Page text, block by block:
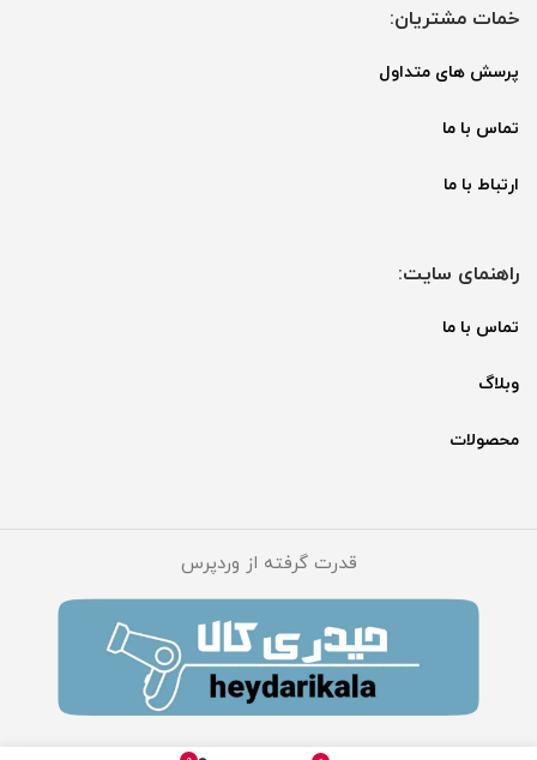
خمات مشتریان:
پرسش های متداول
تماس با ما
ارتباط با ما
راهنمای سایت:
تماس با ما
وبلاگ
محصولات
قدرت گرفته از وردپرس